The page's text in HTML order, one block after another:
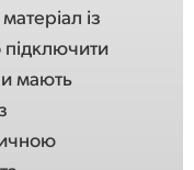
із
підключити
мають